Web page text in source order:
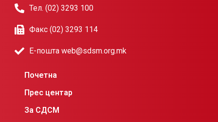
Тел. (02) 3293 100
Факс (02) 3293 114
Е-пошта web@sdsm.org.mk
Почетна
Прес центар
За СДСМ